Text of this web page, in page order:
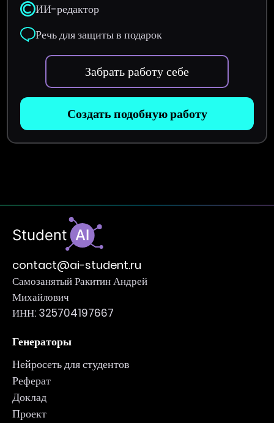
ИИ-редактор
Речь для защиты в подарок
Забрать работу себе
Создать подобную работу
contact@ai-student.ru
Самозанятый Ракитин Андрей
Михайлович
ИНН: 325704197667
Генераторы
Нейросеть для студентов
Реферат
Доклад
Проект